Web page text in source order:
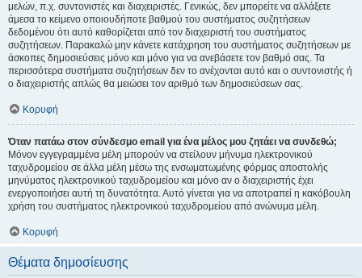
μελών, π.χ. συντονιστές και διαχειριστές. Γενικώς, δεν μπορείτε να αλλάξετε
άμεσα το κείμενο οποιουδήποτε βαθμού του συστήματος συζητήσεων
δεδομένου ότι αυτό καθορίζεται από τον διαχειριστή του συστήματος
συζητήσεων. Παρακαλώ μην κάνετε κατάχρηση του συστήματος συζητήσεων με
άσκοπες δημοσιεύσεις μόνο και μόνο για να ανεβάσετε τον βαθμό σας. Τα
περισσότερα συστήματα συζητήσεων δεν το ανέχονται αυτό και ο συντονιστής ή
ο διαχειριστής απλώς θα μειώσει τον αριθμό των δημοσιεύσεων σας.
Κορυφή
Όταν πατάω στον σύνδεσμο email για ένα μέλος μου ζητάει να συνδεθώ;
Μόνον εγγεγραμμένα μέλη μπορούν να στείλουν μήνυμα ηλεκτρονικού
ταχυδρομείου σε άλλα μέλη μέσω της ενσωματωμένης φόρμας αποστολής
μηνύματος ηλεκτρονικού ταχυδρομείου και μόνο αν ο διαχειριστής έχει
ενεργοποιήσει αυτή τη δυνατότητα. Αυτό γίνεται για να αποτραπεί η κακόβουλη
χρήση του συστήματος ηλεκτρονικού ταχυδρομείου από ανώνυμα μέλη.
Κορυφή
Θέματα δημοσίευσης